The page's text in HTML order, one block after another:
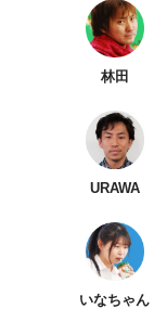
林田
URAWA
いなちゃん